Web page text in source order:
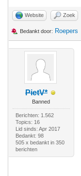
Website Zoek
Bedankt door: Roepers
PietV*
Banned
Berichten: 1.562
Topics: 16
Lid sinds: Apr 2017
Bedankt: 98
505 x bedankt in 350
berichten